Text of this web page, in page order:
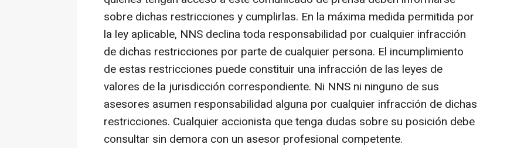
sobre dichas restricciones y cumplirlas. En la máxima medida permitida por
la ley aplicable, NNS declina toda responsabilidad por cualquier infracción
de dichas restricciones por parte de cualquier persona. El incumplimiento
de estas restricciones puede constituir una infracción de las leyes de
valores de la jurisdicción correspondiente. Ni NNS ni ninguno de sus
asesores asumen responsabilidad alguna por cualquier infracción de dichas
restricciones. Cualquier accionista que tenga dudas sobre su posición debe
consultar sin demora con un asesor profesional competente.